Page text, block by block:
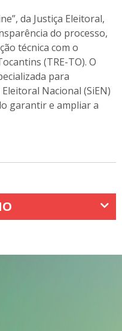
da Justiça Eleitoral,
do processo,
técnica com o
(TRE-TO). O
para
Nacional (SiEN)
garantir e ampliar a